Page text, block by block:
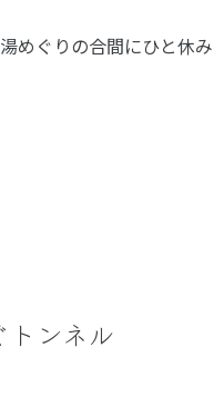
めぐりの合間にひと休み
ンネル